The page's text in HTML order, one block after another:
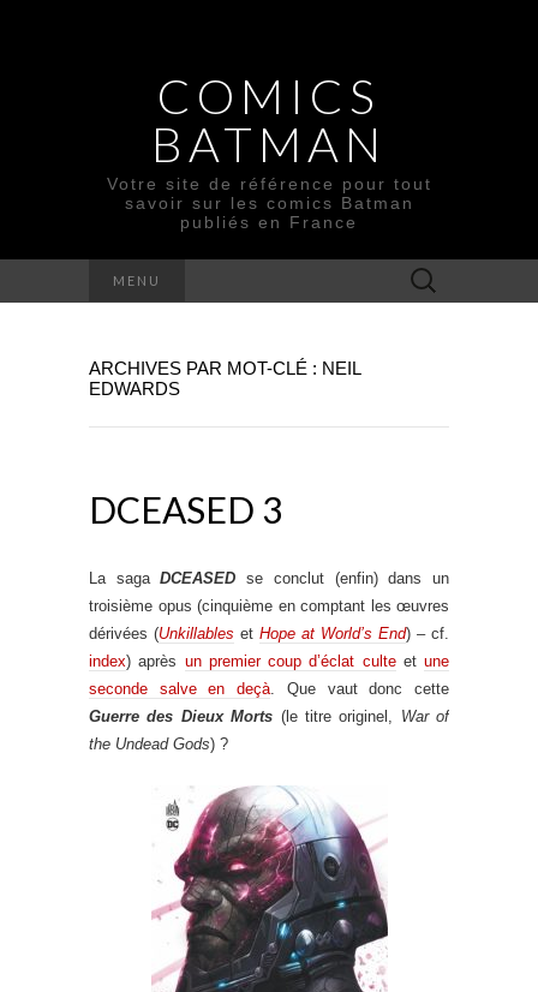
COMICS
BATMAN
Votre site de référence pour tout
savoir sur les comics Batman
publiés en France
MENU Rechercher :
ARCHIVES PAR MOT-CLÉ : NEIL
EDWARDS
DCEASED 3
La sagaDCEASED se conclut (enfin) dans un
troisième opus (cinquième en comptant les œuvres
dérivées (Unkillables et Hope at World’s End) – cf.
index) après un premier coup d’éclat culteet une
seconde salve en deçà. Que vaut donc cette
Guerre des Dieux Morts (le titre originel, War of
the Undead Gods) ?